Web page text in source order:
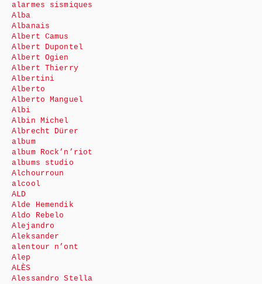
alarmes sismiques
Alba
Albanais
Albert Camus
Albert Dupontel
Albert Ogien
Albert Thierry
Albertini
Alberto
Alberto Manguel
Albi
Albin Michel
Albrecht Dürer
album
album Rock’n’riot
albums studio
Alchourroun
alcool
ALD
Alde Hemendik
Aldo Rebelo
Alejandro
Aleksander
alentour n’ont
Alep
ALÈS
Alessandro Stella